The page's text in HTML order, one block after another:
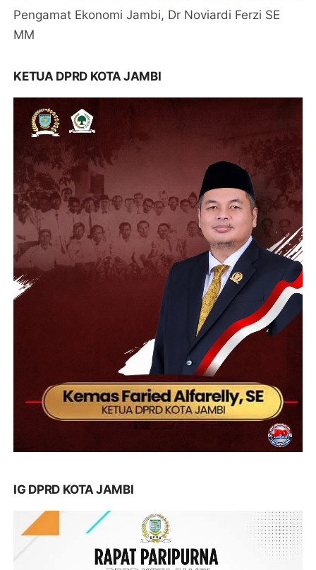
Pengamat Ekonomi Jambi, Dr Noviardi Ferzi SE
MM
KETUA DPRD KOTA JAMBI
IG DPRD KOTA JAMBI